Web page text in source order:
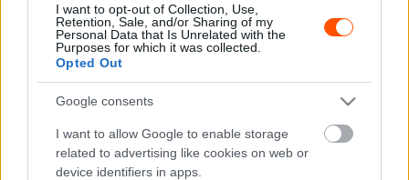
I want to opt-out of Collection, Use,
Retention, Sale, and/or Sharing of my
Personal Data that Is Unrelated with the
Purposes for which it was collected.
Opted Out
Google consents
I want to allow Google to enable storage
related to advertising like cookies on web or
device identifiers in apps.
zárhatnak, persze nem adják azt a dobogót könnyen” –
tette hozzá Németh Péter.
Az Eger Rally április utolsó szombatján
egy
majd másnap hat gyorsasági szakasz vár a mezőnyre
közel 44 kilométer ősztávval.